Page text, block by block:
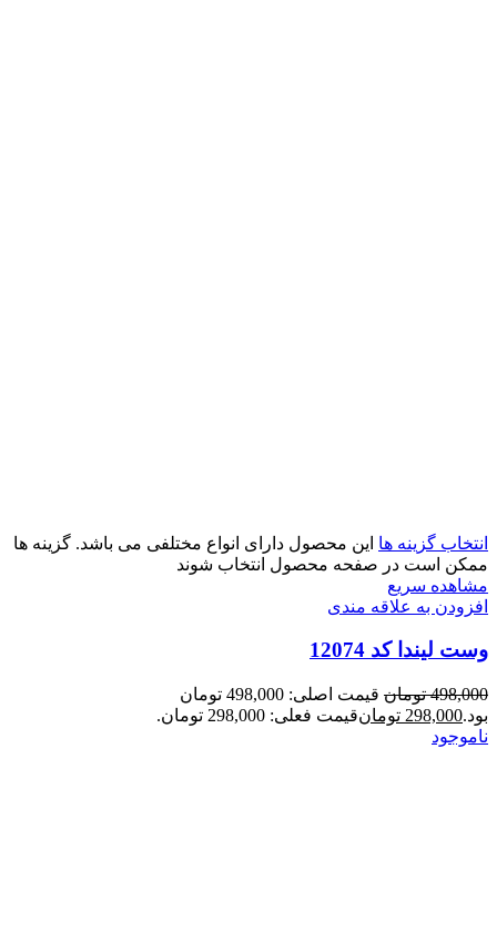
انتخاب گزینه ها این محصول دارای انواع مختلفی می باشد. گزینه ها
ممکن است در صفحه محصول انتخاب شوند
مشاهده سریع
افزودن به علاقه مندی
وست لیندا کد 12074
498,000 تومان
قیمت اصلی: 498,000 تومان
بود.298,000 تومانقیمت فعلی: 298,000 تومان.
ناموجود